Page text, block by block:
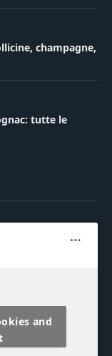
champagne,
tutte le
and